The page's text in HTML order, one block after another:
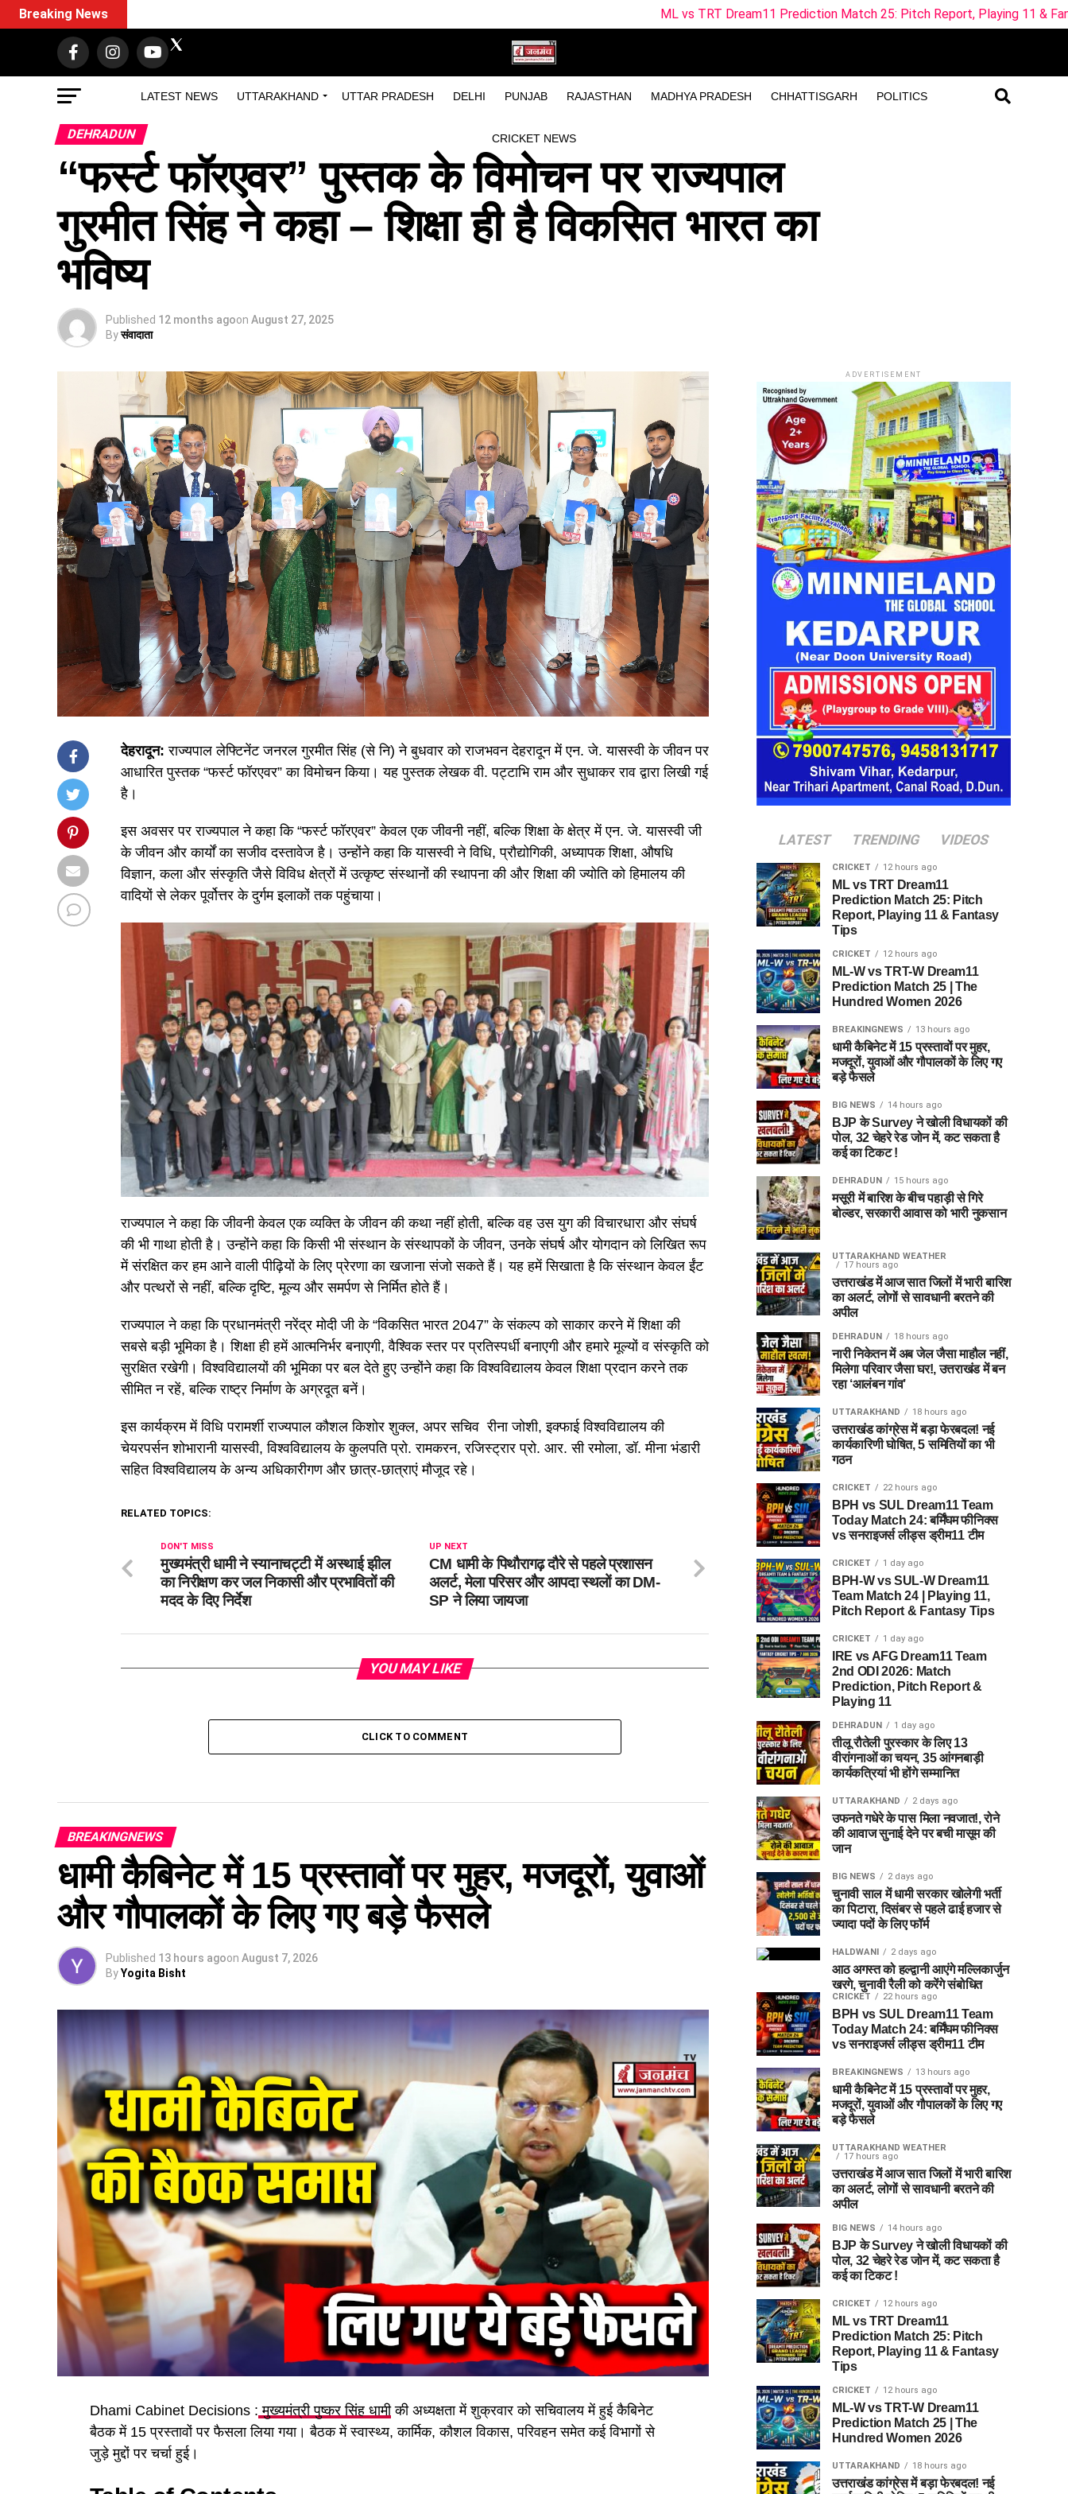
LATEST NEWS UTTARAKHAND UTTAR PRADESH DELHI PUNJAB RAJASTHAN MADHYA PRADESH CHHATTISGARH POLITICS
CRICKET NEWS
Breaking News ML vs TRT Dream11 Prediction Match 25: Pitch Report, Playing 11 & Fantasy Tips ML-W
DEHRADUN
“फर्स्ट फॉरएवर” पुस्तक के विमोचन पर राज्यपाल
गुरमीत सिंह ने कहा – शिक्षा ही है विकसित भारत का
भविष्य
Published 12 months agoon August 27, 2025
Byसंवादाता
देहरादून: राज्यपाल लेफ्टिनेंट जनरल गुरमीत सिंह (से नि) ने बुधवार को राजभवन देहरादून में एन. जे. यासस्वी के जीवन पर
आधारित पुस्तक “फर्स्ट फॉरएवर” का विमोचन किया। यह पुस्तक लेखक वी. पट्टाभि राम और सुधाकर राव द्वारा लिखी गई
है।
इस अवसर पर राज्यपाल ने कहा कि “फर्स्ट फॉरएवर” केवल एक जीवनी नहीं, बल्कि शिक्षा के क्षेत्र में एन. जे. यासस्वी जी
के जीवन और कार्यों का सजीव दस्तावेज है। उन्होंने कहा कि यासस्वी ने विधि, प्रौद्योगिकी, अध्यापक शिक्षा, औषधि
विज्ञान, कला और संस्कृति जैसे विविध क्षेत्रों में उत्कृष्ट संस्थानों की स्थापना की और शिक्षा की ज्योति को हिमालय की
वादियों से लेकर पूर्वोत्तर के दुर्गम इलाकों तक पहुंचाया।
राज्यपाल ने कहा कि जीवनी केवल एक व्यक्ति के जीवन की कथा नहीं होती, बल्कि वह उस युग की विचारधारा और संघर्ष
की भी गाथा होती है। उन्होंने कहा कि किसी भी संस्थान के संस्थापकों के जीवन, उनके संघर्ष और योगदान को लिखित रूप
में संरक्षित कर हम आने वाली पीढ़ियों के लिए प्रेरणा का खजाना संजो सकते हैं। यह हमें सिखाता है कि संस्थान केवल ईंट
और पत्थरों से नहीं, बल्कि दृष्टि, मूल्य और समर्पण से निर्मित होते हैं।
राज्यपाल ने कहा कि प्रधानमंत्री नरेंद्र मोदी जी के “विकसित भारत 2047” के संकल्प को साकार करने में शिक्षा की
सबसे बड़ी भूमिका है। शिक्षा ही हमें आत्मनिर्भर बनाएगी, वैश्विक स्तर पर प्रतिस्पर्धी बनाएगी और हमारे मूल्यों व संस्कृति को
सुरक्षित रखेगी। विश्वविद्यालयों की भूमिका पर बल देते हुए उन्होंने कहा कि विश्वविद्यालय केवल शिक्षा प्रदान करने तक
सीमित न रहें, बल्कि राष्ट्र निर्माण के अग्रदूत बनें।
इस कार्यक्रम में विधि परामर्शी राज्यपाल कौशल किशोर शुक्ल, अपर सचिव रीना जोशी, इक्फाई विश्वविद्यालय की
चेयरपर्सन शोभारानी यासस्वी, विश्वविद्यालय के कुलपति प्रो. रामकरन, रजिस्ट्रार प्रो. आर. सी रमोला, डॉ. मीना भंडारी
सहित विश्वविद्यालय के अन्य अधिकारीगण और छात्र-छात्राएं मौजूद रहे।
RELATED TOPICS:
UP NEXT
CM धामी के पिथौरागढ़ दौरे से पहले प्रशासन
अलर्ट, मेला परिसर और आपदा स्थलों का DM-
SP ने लिया जायजा
DON'T MISS
मुख्यमंत्री धामी ने स्यानाचट्टी में अस्थाई झील
का निरीक्षण कर जल निकासी और प्रभावितों की
मदद के दिए निर्देश
YOU MAY LIKE
CLICK TO COMMENT
BREAKINGNEWS
धामी कैबिनेट में 15 प्रस्तावों पर मुहर, मजदूरों, युवाओं
और गौपालकों के लिए गए बड़े फैसले
Published 13 hours agoon August 7, 2026
ByYogita Bisht
Dhami Cabinet Decisions : मुख्यमंत्री पुष्कर सिंह धामीकी अध्यक्षता में शुक्रवार को सचिवालय में हुई कैबिनेट
बैठक में 15 प्रस्तावों पर फैसला लिया गया। बैठक में स्वास्थ्य, कार्मिक, कौशल विकास, परिवहन समेत कई विभागों से
जुड़े मुद्दों पर चर्चा हुई।
ADVERTISEMENT
LATEST TRENDING VIDEOS
CRICKET 12 hours ago
ML vs TRT Dream11
Prediction Match 25: Pitch
Report, Playing 11 & Fantasy
Tips
CRICKET 12 hours ago
ML-W vs TRT-W Dream11
Prediction Match 25 | The
Hundred Women 2026
BREAKINGNEWS 13 hours ago
धामी कैबिनेट में 15 प्रस्तावों पर मुहर,
मजदूरों, युवाओं और गौपालकों के लिए गए
बड़े फैसले
BIG NEWS 14 hours ago
BJP के Survey ने खोली विधायकों की
पोल, 32 चेहरे रेड जोन में, कट सकता है
कई का टिकट !
DEHRADUN 15 hours ago
मसूरी में बारिश के बीच पहाड़ी से गिरे
बोल्डर, सरकारी आवास को भारी नुकसान
UTTARAKHAND WEATHER
17 hours ago
उत्तराखंड में आज सात जिलों में भारी बारिश
का अलर्ट, लोगों से सावधानी बरतने की
अपील
DEHRADUN 18 hours ago
नारी निकेतन में अब जेल जैसा माहौल नहीं,
मिलेगा परिवार जैसा घर!, उत्तराखंड में बन
रहा ‘आलंबन गांव’
UTTARAKHAND 18 hours ago
उत्तराखंड कांग्रेस में बड़ा फेरबदल! नई
कार्यकारिणी घोषित, 5 समितियों का भी
गठन
CRICKET 22 hours ago
BPH vs SUL Dream11 Team
Today Match 24: बर्मिंघम फीनिक्स
vs सनराइजर्स लीड्स ड्रीम11 टीम
CRICKET 1 day ago
BPH-W vs SUL-W Dream11
Team Match 24 | Playing 11,
Pitch Report & Fantasy Tips
CRICKET 1 day ago
IRE vs AFG Dream11 Team
2nd ODI 2026: Match
Prediction, Pitch Report &
Playing 11
DEHRADUN 1 day ago
तीलू रौतेली पुरस्कार के लिए 13
वीरांगनाओं का चयन, 35 आंगनबाड़ी
कार्यकत्रियां भी होंगे सम्मानित
UTTARAKHAND 2 days ago
उफनते गधेरे के पास मिला नवजात!, रोने
की आवाज सुनाई देने पर बची मासूम की
जान
BIG NEWS 2 days ago
चुनावी साल में धामी सरकार खोलेगी भर्ती
का पिटारा, दिसंबर से पहले ढाई हजार से
ज्यादा पदों के लिए फॉर्म
HALDWANI 2 days ago
आठ अगस्त को हल्द्वानी आएंगे मल्लिकार्जुन
खरगे, चुनावी रैली को करेंगे संबोधित
CRICKET 22 hours ago
BPH vs SUL Dream11 Team
Today Match 24: बर्मिंघम फीनिक्स
vs सनराइजर्स लीड्स ड्रीम11 टीम
BREAKINGNEWS 13 hours ago
धामी कैबिनेट में 15 प्रस्तावों पर मुहर,
मजदूरों, युवाओं और गौपालकों के लिए गए
बड़े फैसले
UTTARAKHAND WEATHER
17 hours ago
उत्तराखंड में आज सात जिलों में भारी बारिश
का अलर्ट, लोगों से सावधानी बरतने की
अपील
BIG NEWS 14 hours ago
BJP के Survey ने खोली विधायकों की
पोल, 32 चेहरे रेड जोन में, कट सकता है
कई का टिकट !
CRICKET 12 hours ago
ML vs TRT Dream11
Prediction Match 25: Pitch
Report, Playing 11 & Fantasy
Tips
CRICKET 12 hours ago
ML-W vs TRT-W Dream11
Prediction Match 25 | The
Hundred Women 2026
UTTARAKHAND 18 hours ago
उत्तराखंड कांग्रेस में बड़ा फेरबदल! नई